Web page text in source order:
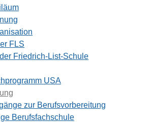
FLS
Friedrich-List-Schule
USA
zur Berufsvorbereitung
Berufsfachschule